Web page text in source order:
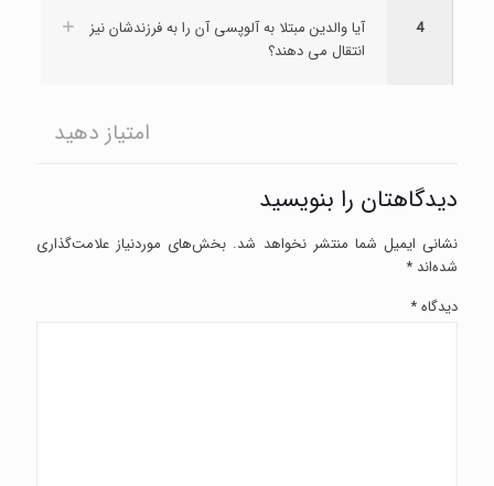
4
آیا والدین مبتلا به آلوپسی آن را به فرزندشان نیز
انتقال می دهند؟
امتیاز دهید
دیدگاهتان را بنویسید
نشانی ایمیل شما منتشر نخواهد شد. بخش‌های موردنیاز علامت‌گذاری
شده‌اند *
دیدگاه*